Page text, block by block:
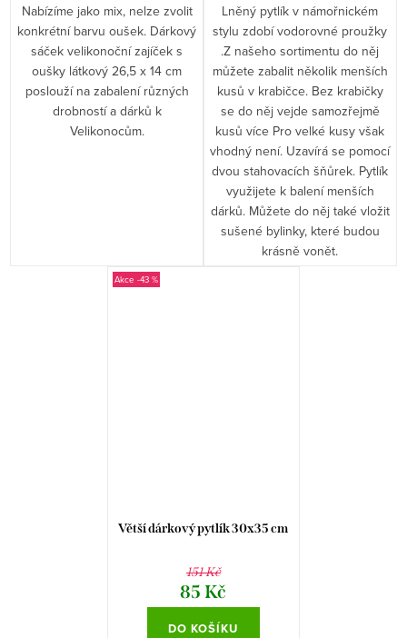
Nabízíme jako mix, nelze zvolit
konkrétní barvu oušek. Dárkový
sáček velikonoční zajíček s
oušky látkový 26,5 x 14 cm
poslouží na zabalení různých
drobností a dárků k
Velikonocům.
Lněný pytlík v námořnickém
stylu zdobí vodorovné proužky
.Z našeho sortimentu do něj
můžete zabalit několik menších
kusů v krabičce. Bez krabičky
se do něj vejde samozřejmě
kusů více Pro velké kusy však
vhodný není. Uzavírá se pomocí
dvou stahovacích šňůrek. Pytlík
využijete k balení menších
dárků. Můžete do něj také vložit
sušené bylinky, které budou
krásně vonět.
-43 %
Větší dárkový pytlík 30x35 cm
151 Kč
85 Kč
DO KOŠÍKU